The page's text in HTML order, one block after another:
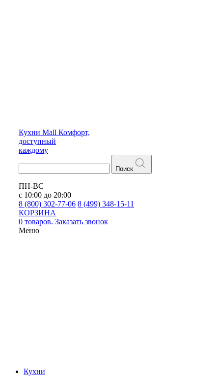
Кухни Mall Комфорт,
доступный
каждому
Поиск
ПН-ВС
с 10:00 до 20:00
8 (800) 302-77-06 8 (499) 348-15-11
КОРЗИНА
0 товаров. Заказать звонок
Меню
Кухни